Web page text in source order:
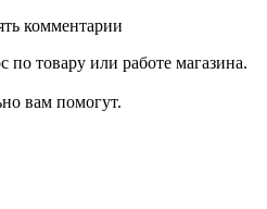
комментарии
товару или работе магазина.
вам помогут.